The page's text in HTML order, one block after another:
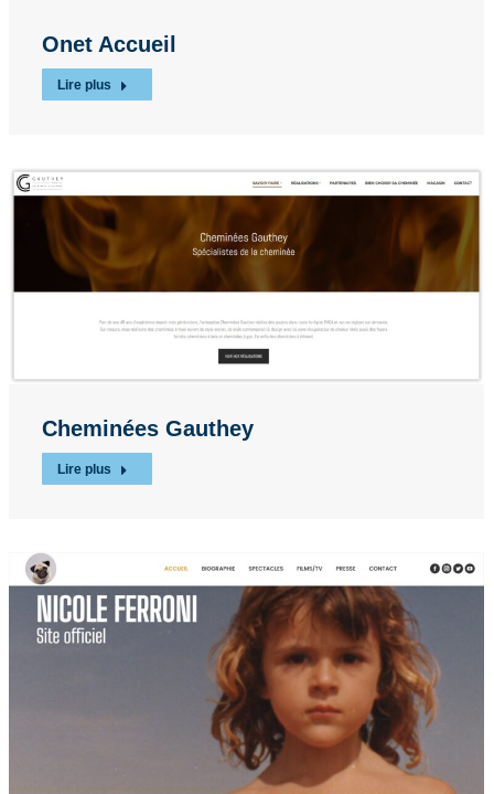
Onet Accueil
Lire plus
Cheminées Gauthey
Lire plus